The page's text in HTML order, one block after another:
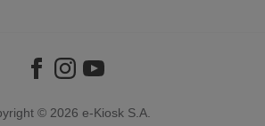
© 2026 e-Kiosk S.A.